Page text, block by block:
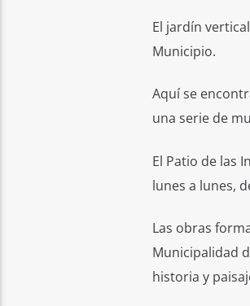
El jardín
Municipio.
Aquí se
una serie de
El Patio de las
lunes a lunes,
Las obras
Municipalidad
historia y